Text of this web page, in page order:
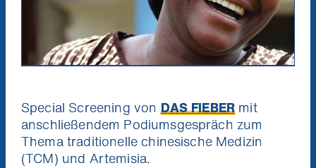
Special Screening von DAS FIEBER mit
anschließendem Podiumsgespräch zum
Thema traditionelle chinesische Medizin
(TCM) und Artemisia.